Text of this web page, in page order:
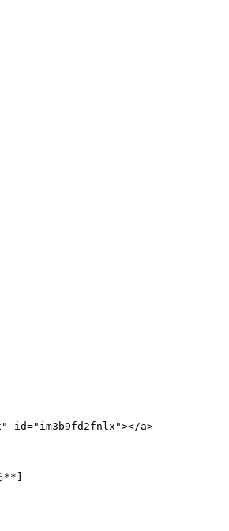
id="im3b9fd2fnlx"></a>
**]